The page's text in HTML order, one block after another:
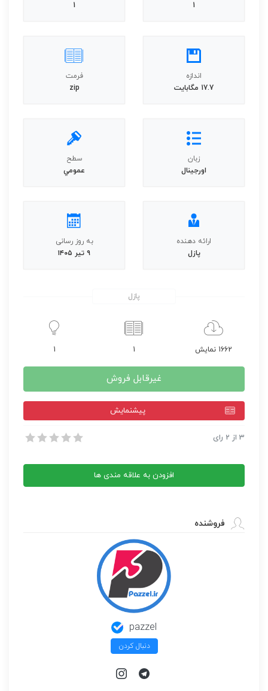
1
1
اندازه
17.7 مگابايت
فرمت
zip
زبان
اورجينال
سطح
عمومي
ارائه دهنده
پازل
به روز رسانی
۹ تیر ۱۴۰۵
پازل
1662 نمایش 1
1
غیرقابل فروش
پيشنمايش
قالب وردپرس GoGreen
3 از 2 رای
افزودن به علاقه مندی ها
فروشنده
pazzel
دنبال کردن